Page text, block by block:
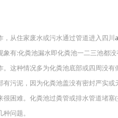
这些基础知识你都记住了吗？
时可能遇到这些难题
七大好处你都记住了吗？
从住家废水或污水通过管道进入四川
有:化粪池漏水即化粪池一二三池都
这种情况多为化粪池底部或四周没有
污泥，因为化粪池盖没有密封严实或
困难。化粪池过粪管或排水管道堵
问题。